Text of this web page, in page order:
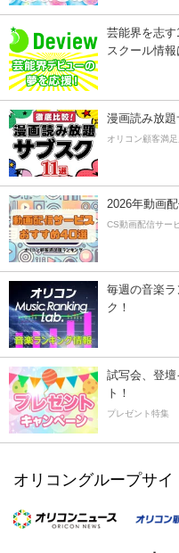
芸能界を志す
スクール情
漫画読み放題
オリコン顧客満
2026年動画
CS動画配信サー
毎週の音楽
ク！
試写会、登
ト！
プレゼント特集
オリコングループサイ